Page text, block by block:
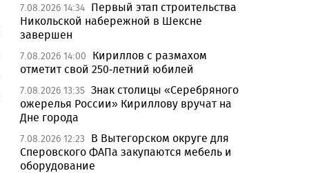
7.08.2026 14:34 Первый этап строительства
Никольской набережной в Шексне
завершен
7.08.2026 14:00
Кириллов с размахом
отметит свой 250-летний юбилей
7.08.2026 13:35 Знак столицы «Серебряного
ожерелья России» Кириллову вручат на
Дне города
7.08.2026 12:23
В Вытегорском округе для
Сперовского ФАПа закупаются мебель и
оборудование